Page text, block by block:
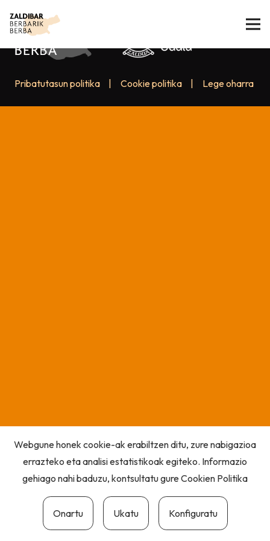
Pribatutasun politika Cookie politika Lege oharra
Webgune honek cookie-ak erabiltzen ditu, zure nabigazioa
errazteko eta analisi estatistikoak egiteko. Informazio
gehiago nahi baduzu, kontsultatu gureCookien Politika
Onartu Ukatu Konfiguratu